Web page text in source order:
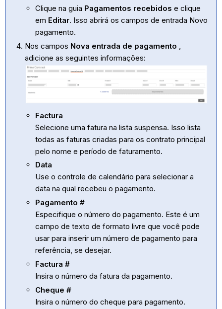
Clique na guia Pagamentos recebidos e clique
em Editar. Isso abrirá os campos de entrada Novo
pagamento.
Nos campos Nova entrada de pagamento
adicione as seguintes informações:
Factura
Selecione uma fatura na lista suspensa. Isso lista
todas as faturas criadas para os contrato principal
pelo nome e período de faturamento.
Data
Use o controle de calendário para selecionar a
data na qual recebeu o pagamento.
Pagamento #
Especifique o número do pagamento. Este é um
campo de texto de formato livre que você pode
usar para inserir um número de pagamento para
referência, se desejar.
Factura #
Insira o número da fatura da pagamento.
Cheque #
Insira o número do cheque para pagamento.